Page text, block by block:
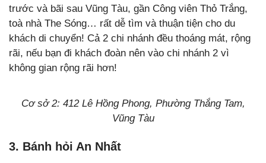
trước và bãi sau Vũng Tàu, gần Công viên Thỏ Trắng,
toà nhà The Sóng… rất dễ tìm và thuận tiện cho du
khách di chuyển! Cả 2 chi nhánh đều thoáng mát, rộng
rãi, nếu bạn đi khách đoàn nên vào chi nhánh 2 vì
không gian rộng rãi hơn!
Cơ sở 2: 412 Lê Hồng Phong, Phường Thắng Tam,
Vũng Tàu
3. Bánh hỏi An Nhất